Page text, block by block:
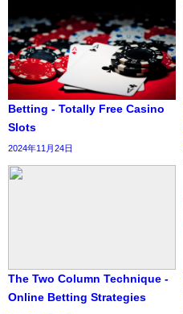
Betting - Totally Free Casino
Slots
2024年11月24日
The Two Column Technique -
Online Betting Strategies